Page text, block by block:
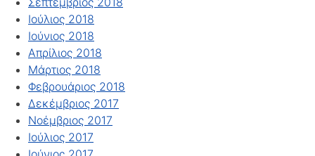
Ιούλιος 2018
Ιούνιος 2018
Απρίλιος 2018
Μάρτιος 2018
Φεβρουάριος 2018
Δεκέμβριος 2017
Νοέμβριος 2017
Ιούλιος 2017